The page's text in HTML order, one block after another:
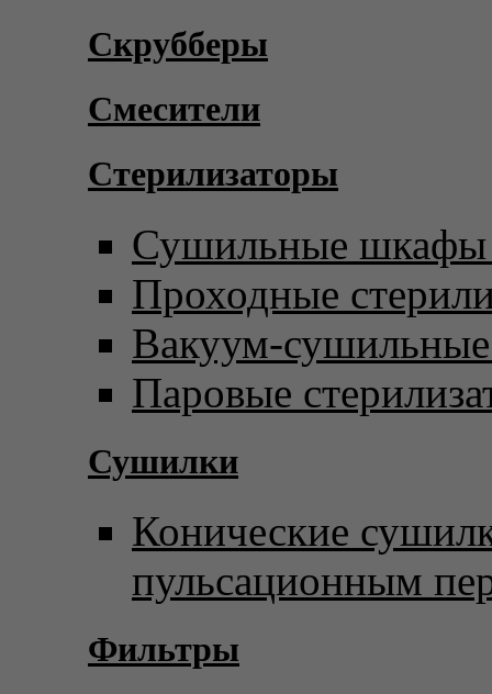
Скрубберы
Смесители
Стерилизаторы
Сушильные шкафы
Проходные
Вакуум-
Паровые
Сушилки
Конические
пульсационным
Фильтры